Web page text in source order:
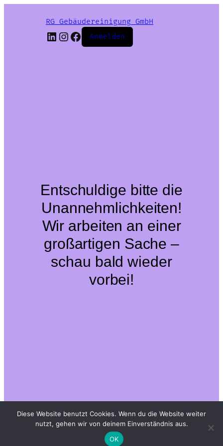
RG Gebäudereinigung GmbH
LinkedIn
Instagram
Facebook
Anmelden
Entschuldige bitte die
Unannehmlichkeiten!
Wir arbeiten an einer
großartigen Sache –
schau bald wieder
vorbei!
Diese Website benutzt Cookies. Wenn du die Website weiter
nutzt, gehen wir von deinem Einverständnis aus.
OK